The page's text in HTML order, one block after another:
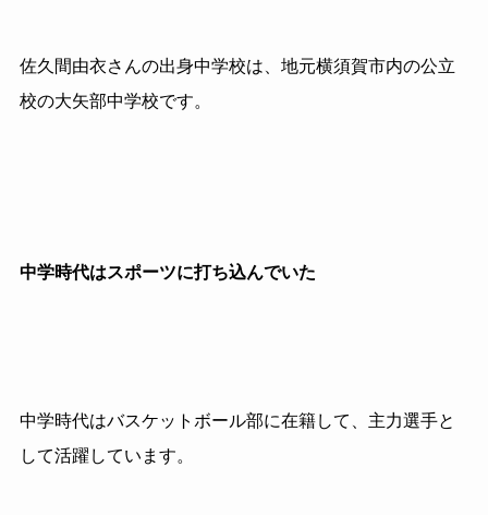
佐久間由衣さんの出身中学校は、地元横須賀市内の公立
校の大矢部中学校です。
中学時代はスポーツに打ち込んでいた
中学時代はバスケットボール部に在籍して、主力選手と
して活躍しています。